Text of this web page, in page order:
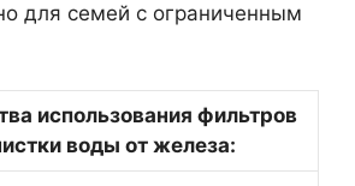
для семей с ограниченным
использования фильтров
воды от железа: